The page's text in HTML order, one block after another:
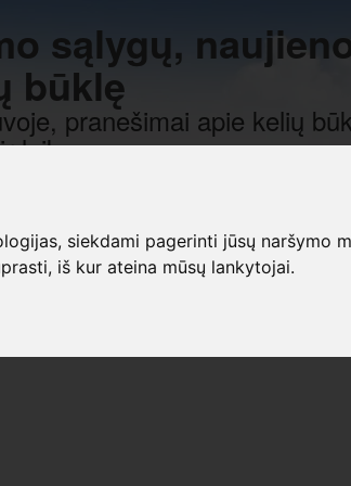
siekdami pagerinti jūsų
iš kur ateina mūsų lankytojai.
sąlygų,
būklę
pranešimai apie kelių
laiką.